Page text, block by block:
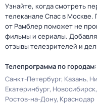
Узнайте, когда смотреть
телеканале Спас в
от Рамблер поможет не
фильмы и сериалы.
отзывы телезрителей и
Телепрограмма по городам:
Санкт-Петербург Казань
Екатеринбург Новосибирск
Ростов-на-Дону Краснодар